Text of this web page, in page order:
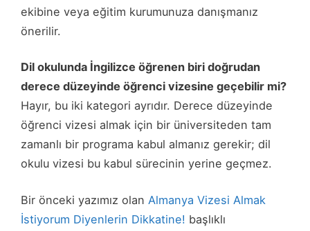
ekibine veya eğitim kurumunuza danışmanız
önerilir.
Dil okulunda İngilizce öğrenen biri doğrudan
derece düzeyinde öğrenci vizesine geçebilir mi?
Hayır, bu iki kategori ayrıdır. Derece düzeyinde
öğrenci vizesi almak için bir üniversiteden tam
zamanlı bir programa kabul almanız gerekir; dil
okulu vizesi bu kabul sürecinin yerine geçmez.
Bir önceki yazımız olan Almanya Vizesi Almak
İstiyorum Diyenlerin Dikkatine! başlıklı